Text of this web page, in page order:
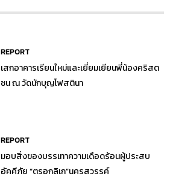
REPORT
เสกอาคารเรียนใหม่และเยี่ยมเยียนพี่น้องคริสต
ชน ณ วัดนักบุญโฟสตินา
REPORT
มอบสิ่งของบรรเทาความเดือดร้อนผู้ประสบ
อัคคีภัย “ตรอกลิเก”นครสวรรค์